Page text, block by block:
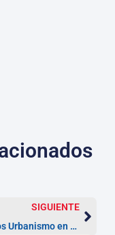
SIGUIENTE
Abogados Urbanismo en Almería | Asesor.Legal